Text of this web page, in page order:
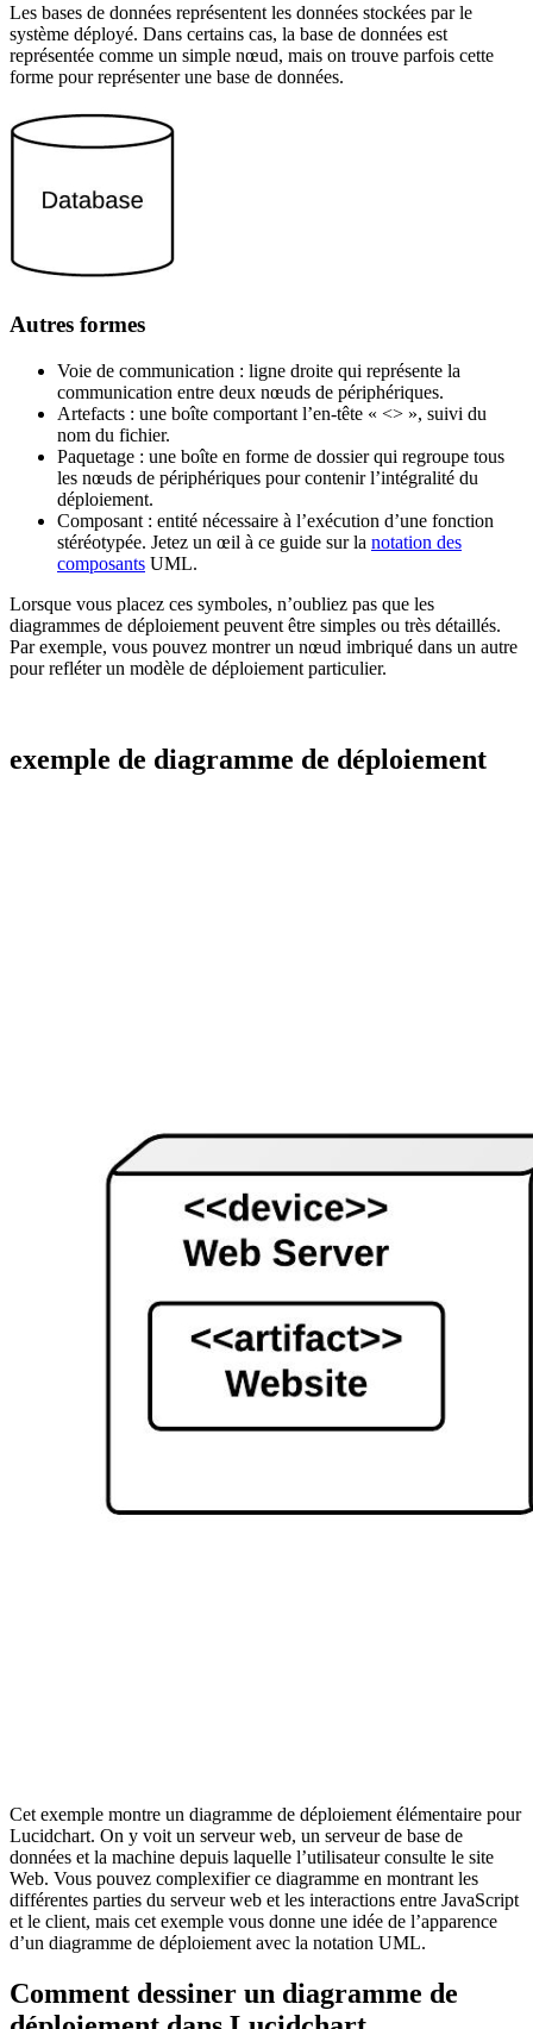
Les bases de données représentent les données stockées par le
système déployé. Dans certains cas, la base de données est
représentée comme un simple nœud, mais on trouve parfois cette
forme pour représenter une base de données.
Autres formes
Voie de communication : ligne droite qui représente la
communication entre deux nœuds de périphériques.
Artefacts : une boîte comportant l’en-tête « <> », suivi du
nom du fichier.
Paquetage : une boîte en forme de dossier qui regroupe tous
les nœuds de périphériques pour contenir l’intégralité du
déploiement.
Composant : entité nécessaire à l’exécution d’une fonction
stéréotypée. Jetez un œil à ce guide sur la notation des
composants UML.
Lorsque vous placez ces symboles, n’oubliez pas que les
diagrammes de déploiement peuvent être simples ou très détaillés.
Par exemple, vous pouvez montrer un nœud imbriqué dans un autre
pour refléter un modèle de déploiement particulier.
exemple de diagramme de déploiement
Cet exemple montre un diagramme de déploiement élémentaire pour
Lucidchart. On y voit un serveur web, un serveur de base de
données et la machine depuis laquelle l’utilisateur consulte le site
Web. Vous pouvez complexifier ce diagramme en montrant les
différentes parties du serveur web et les interactions entre JavaScript
et le client, mais cet exemple vous donne une idée de l’apparence
d’un diagramme de déploiement avec la notation UML.
Comment dessiner un diagramme de